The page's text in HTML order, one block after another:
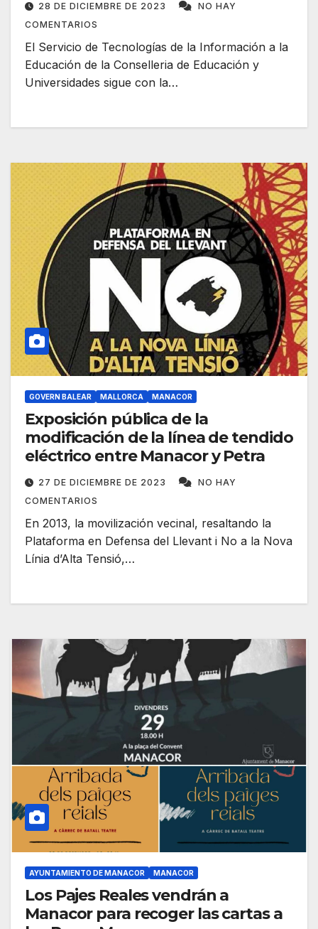
28 DE DICIEMBRE DE 2023
NO HAY
COMENTARIOS
El Servicio de Tecnologías de la Información a la
Educación de la Conselleria de Educación y
Universidades sigue con la…
GOVERN BALEAR MALLORCA MANACOR
Exposición pública de la
modificación de la línea de tendido
eléctrico entre Manacor y Petra
27 DE DICIEMBRE DE 2023
NO HAY
COMENTARIOS
En 2013, la movilización vecinal, resaltando la
Plataforma en Defensa del Llevant i No a la Nova
Línia d’Alta Tensió,…
AYUNTAMIENTO DE MANACOR MANACOR
Los Pajes Reales vendrán a
Manacor para recoger las cartas a